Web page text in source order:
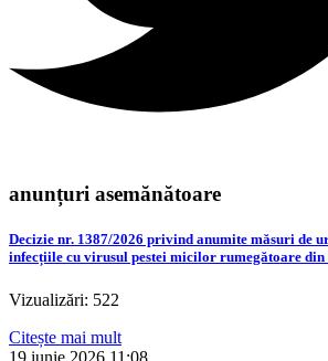
anunțuri asemănătoare
Decizie nr. 1387/2026 privind anumite măsuri de
infecțiile cu virusul pestei micilor rumegătoare din
Vizualizări: 522
Citește mai mult